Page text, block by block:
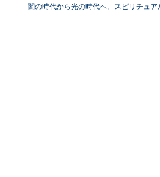
闇の時代から光の時代へ。スピリチュア